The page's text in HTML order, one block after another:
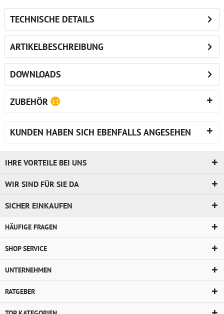
TECHNISCHE DETAILS
ARTIKELBESCHREIBUNG
DOWNLOADS
ZUBEHÖR 11
KUNDEN HABEN SICH EBENFALLS ANGESEHEN
IHRE VORTEILE BEI UNS
WIR SIND FÜR SIE DA
SICHER EINKAUFEN
HÄUFIGE FRAGEN
SHOP SERVICE
UNTERNEHMEN
RATGEBER